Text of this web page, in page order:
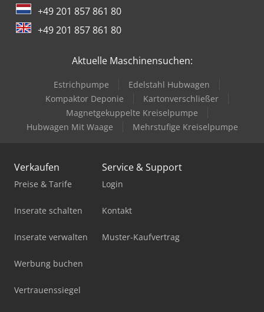
+49 201 857 861 80
+49 201 857 861 80
Aktuelle Maschinensuchen:
Estrichpumpe
Edelstahl Hubwagen
Kompaktor Deponie
Kartonverschließer
Magnetgekuppelte Kreiselpumpe
Hubwagen Mit Waage
Mehrstufige Kreiselpumpe
Verkaufen
Preise & Tarife
Inserate schalten
Inserate verwalten
Werbung buchen
Vertrauenssiegel
Service & Support
Login
Kontakt
Muster-Kaufvertrag